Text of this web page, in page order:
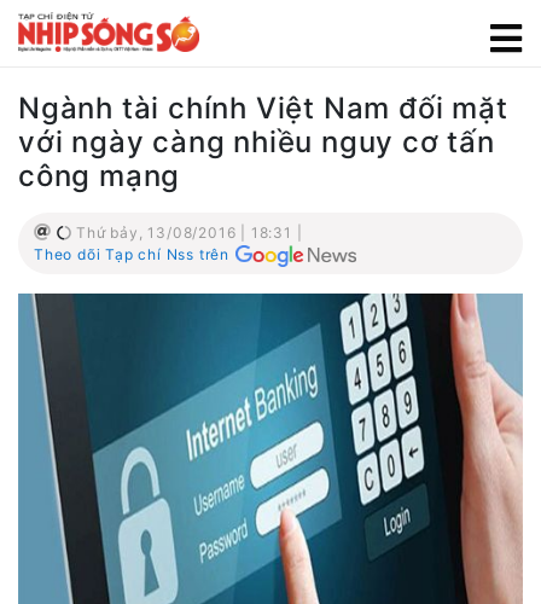
Ngành tài chính Việt Nam đối mặt
với ngày càng nhiều nguy cơ tấn
công mạng
Thứ bảy, 13/08/2016 | 18:31 |
Theo dõi Tạp chí Nss trên